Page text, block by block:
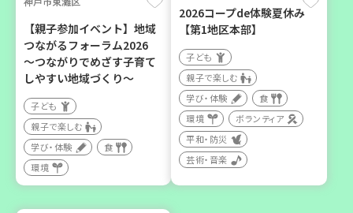
「フードプラン上富田みか
ん」バスで行く 産地見学＆
生産者交流会
学び・体験 食
野菜を食べよう！ベジ活キ
ャンペーン【第２地区】
子ども
親子で楽しむ
学び・体験
食
2026年
9月12日(土)
【親子参加イベント】地域
つながるフォーラム2026
～つながりでめざす子育て
しやすい地域づくり～
子ども
親子で楽しむ
学び・体験
食
環境
2026コープde体験夏休み
【第1地区本部】
子ども
親子で楽しむ
学び・体験
食
環境
ボランティア
平和・防災
芸術・音楽